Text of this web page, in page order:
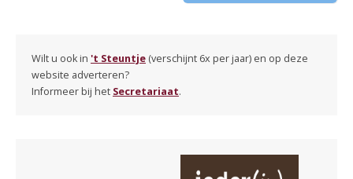
Wilt u ook in 't Steuntje (verschijnt 6x per jaar) en op deze
website adverteren?
Informeer bij het Secretariaat.